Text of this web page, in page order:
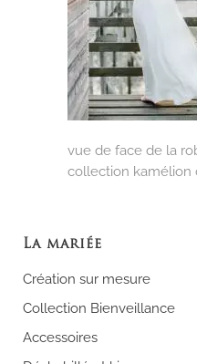
vue de face de la
collection kamélion
La mariée
Création sur mesure
Collection Bienveillance
Accessoires